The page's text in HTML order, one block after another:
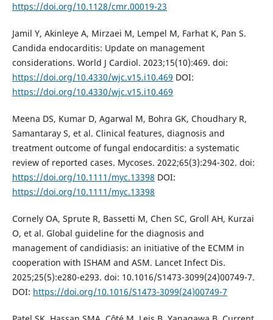
https://doi.org/10.1128/cmr.00019-23
Jamil Y, Akinleye A, Mirzaei M, Lempel M, Farhat K, Pan S.
Candida endocarditis: Update on management
considerations. World J Cardiol. 2023;15(10):469. doi:
https://doi.org/10.4330/wjc.v15.i10.469 DOI:
https://doi.org/10.4330/wjc.v15.i10.469
Meena DS, Kumar D, Agarwal M, Bohra GK, Choudhary R,
Samantaray S, et al. Clinical features, diagnosis and
treatment outcome of fungal endocarditis: a systematic
review of reported cases. Mycoses. 2022;65(3):294-302. doi:
https://doi.org/10.1111/myc.13398 DOI:
https://doi.org/10.1111/myc.13398
Cornely OA, Sprute R, Bassetti M, Chen SC, Groll AH, Kurzai
O, et al. Global guideline for the diagnosis and
management of candidiasis: an initiative of the ECMM in
cooperation with ISHAM and ASM. Lancet Infect Dis.
2025;25(5):e280-e293. doi: 10.1016/S1473-3099(24)00749-7.
DOI: https://doi.org/10.1016/S1473-3099(24)00749-7